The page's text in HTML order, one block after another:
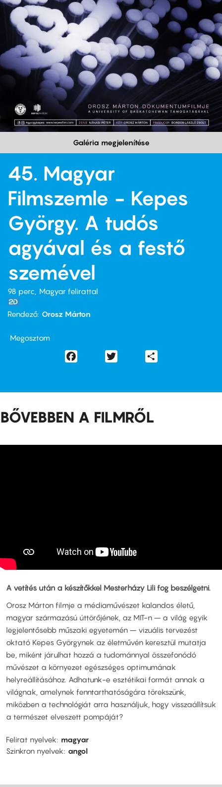
Galéria megjelenítése
45. Magyar
Filmszemle - Kepes
György. A tudós
agyával és a festő
szemével
98 perc, Magyar felirattal
Rendező Orosz Márton
Megosztom
Facebook
BŐVEBBEN A FILMRŐL
A vetítés után a készítőkkel Mesterházy Lili fog beszélgetni.
Orosz Márton filmje a médiaművészet kalandos életű,
magyar származású úttörőjének, az MIT-n – a világ egyik
legjelentősebb műszaki egyetemén – vizuális tervezést
oktató Kepes Györgynek az életművén keresztül mutatja
be, miként járulhat hozzá a tudománnyal összefonódó
művészet a környezet egészséges optimumának
helyreállításához. Adhatunk-e esztétikai formát annak a
világnak, amelynek fenntarthatóságára törekszünk,
miközben a technológiát arra használjuk, hogy visszaállítsuk
a természet elveszett pompáját?
Felirat nyelvek
magyar
Szinkron nyelvek
angol